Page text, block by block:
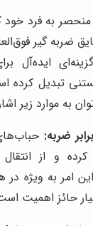
منحصر به فرد
گیر
ایده‌آل
تبدیل کرده
به موارد زیر
ضربه:
و از
امر به ویژه
حائز اهمیت